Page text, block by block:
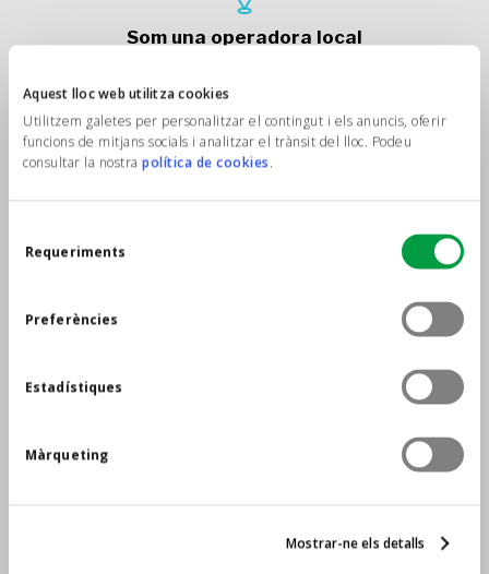
Aquest lloc web utilitza cookies
Utilitzem galetes per personalitzar el contingut i els anuncis, oferir
funcions de mitjans socials i analitzar el trànsit del lloc. Podeu
consultar la nostrapolítica de cookies.
deRequeriments
Preferències
Estadístiques
Màrqueting
Mostrar-ne els detalls
Som una operadora local
Triple cobertura